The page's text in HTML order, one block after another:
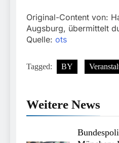
Original-Content von:
Augsburg, übermittelt
Quelle: ots
Tagged: BY
Weitere News